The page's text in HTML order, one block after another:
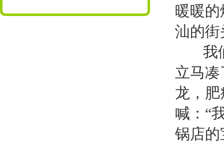
暖暖
汕的街
我们
立马
龙，
喊：“
锅店的